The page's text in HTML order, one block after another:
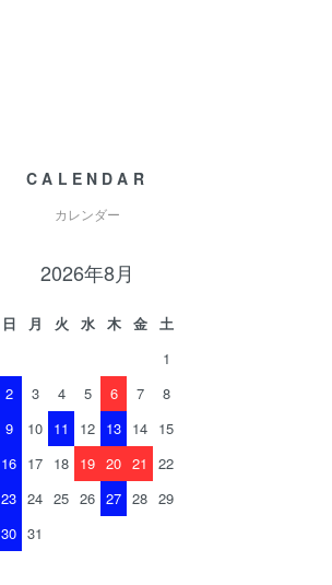
CALENDAR
カレンダー
2026年8月
日 月 火 水 木 金
土
1
2
3 4 5 6 7
8
9
10 11 12 13 14 15
16 17 18 19 20 21
22
23 24 25 26 27 28 29
30 31